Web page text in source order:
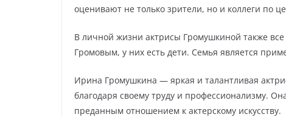
оценивают не только зрители, но и коллеги по
В личной жизни актрисы Громушкиной также
Громовым, у них есть дети. Семья является
Ирина Громушкина — яркая и талантливая
благодаря своему труду и профессионализму.
преданным отношением к актерскому искусству.